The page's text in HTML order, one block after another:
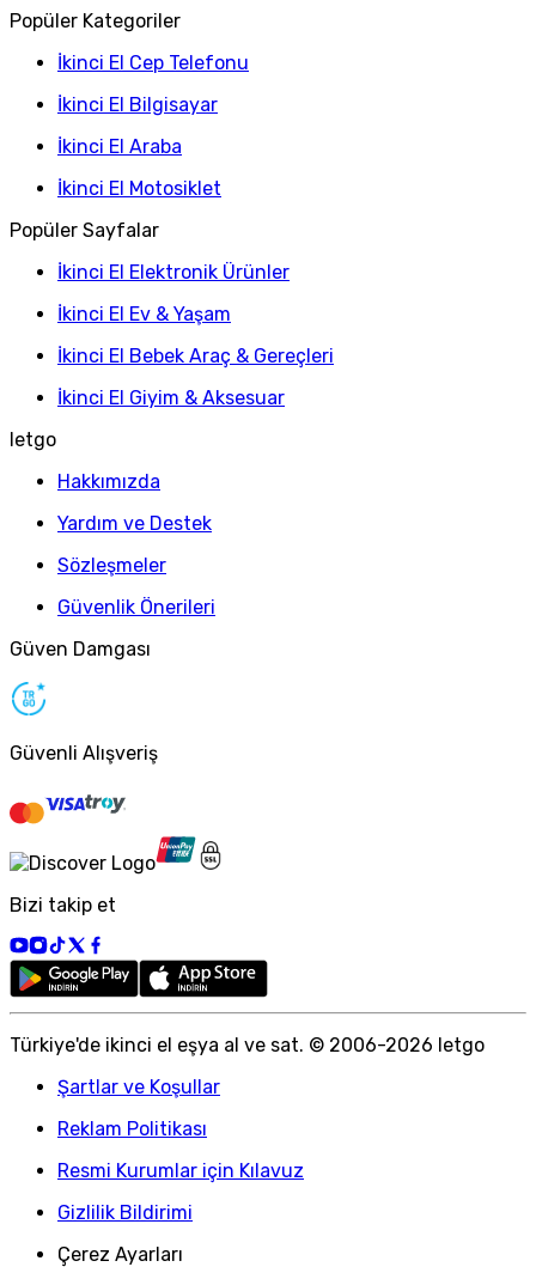
Popüler Kategoriler
İkinci El Cep Telefonu
İkinci El Bilgisayar
İkinci El Araba
İkinci El Motosiklet
Popüler Sayfalar
İkinci El Elektronik Ürünler
İkinci El Ev & Yaşam
İkinci El Bebek Araç & Gereçleri
İkinci El Giyim & Aksesuar
letgo
Hakkımızda
Yardım ve Destek
Sözleşmeler
Güvenlik Önerileri
Güven Damgası
Güvenli Alışveriş
Bizi takip et
Türkiye'de ikinci el eşya al ve sat. © 2006-2026 letgo
Şartlar ve Koşullar
Reklam Politikası
Resmi Kurumlar için Kılavuz
Gizlilik Bildirimi
Çerez Ayarları